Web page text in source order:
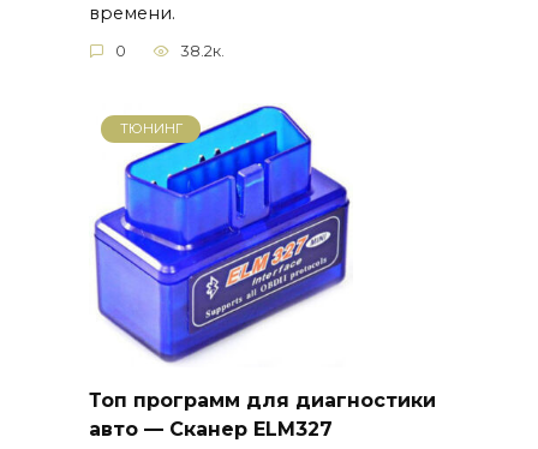
времени.
0 38.2к.
ТЮНИНГ
Топ программ для диагностики
авто — Сканер ELM327